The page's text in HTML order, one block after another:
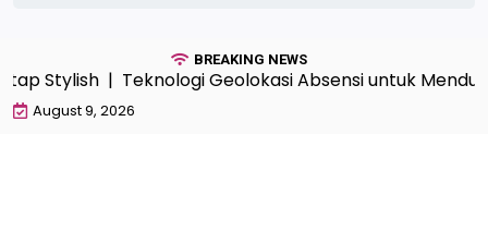
BREAKING NEWS
Stylish |Teknologi Geolokasi Absensi untuk
August 9, 2026